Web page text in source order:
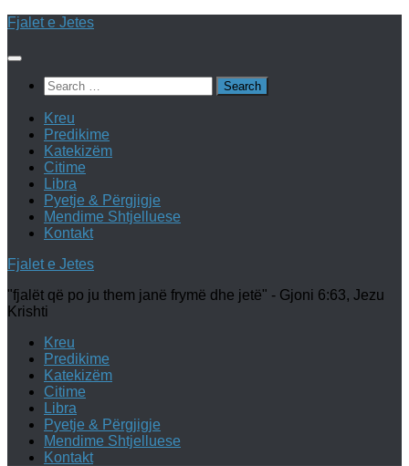
Skip
content
Fjalet e Jetes
Search
for:
Kreu
Predikime
Katekizëm
Citime
Libra
Pyetje & Përgjigje
Mendime Shtjelluese
Kontakt
Fjalet e Jetes
"fjalët që po ju them janë frymë dhe jetë" - Gjoni 6:63, Jezu
Krishti
Kreu
Predikime
Katekizëm
Citime
Libra
Pyetje & Përgjigje
Mendime Shtjelluese
Kontakt